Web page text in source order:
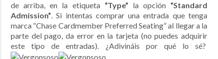
de arriba, en la etiqueta “Type” la opción “Standard
Admission”. Si intentas comprar una entrada que tenga
marca “Chase Cardmember Preferred Seating” al llegar a la
parte del pago, da error en la tarjeta (no puedes adquirir
este tipo de entradas). ¿Adivináis por qué lo sé?